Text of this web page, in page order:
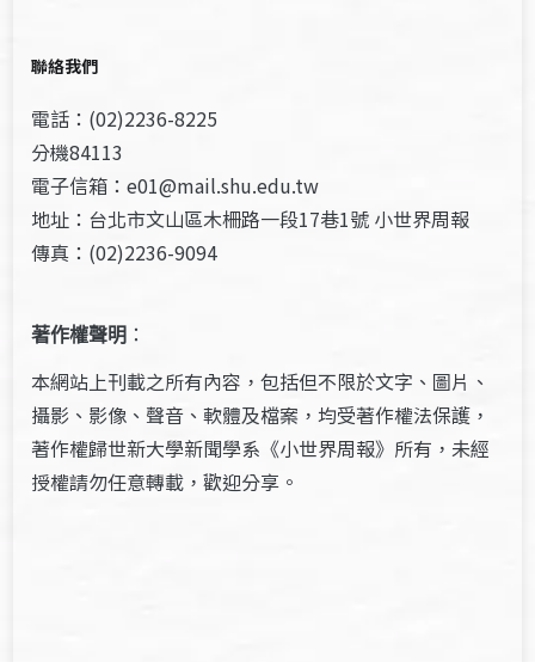
聯絡我們
電話：(02)2236-8225
分機84113
電子信箱：e01@mail.shu.edu.tw
地址：台北市文山區木柵路一段17巷1號 小世界周報
傳真：(02)2236-9094
著作權聲明 ：
本網站上刊載之所有內容，包括但不限於文字、圖片、
攝影、影像、聲音、軟體及檔案，均受著作權法保護，
著作權歸世新大學新聞學系《小世界周報》所有，未經
授權請勿任意轉載，歡迎分享。